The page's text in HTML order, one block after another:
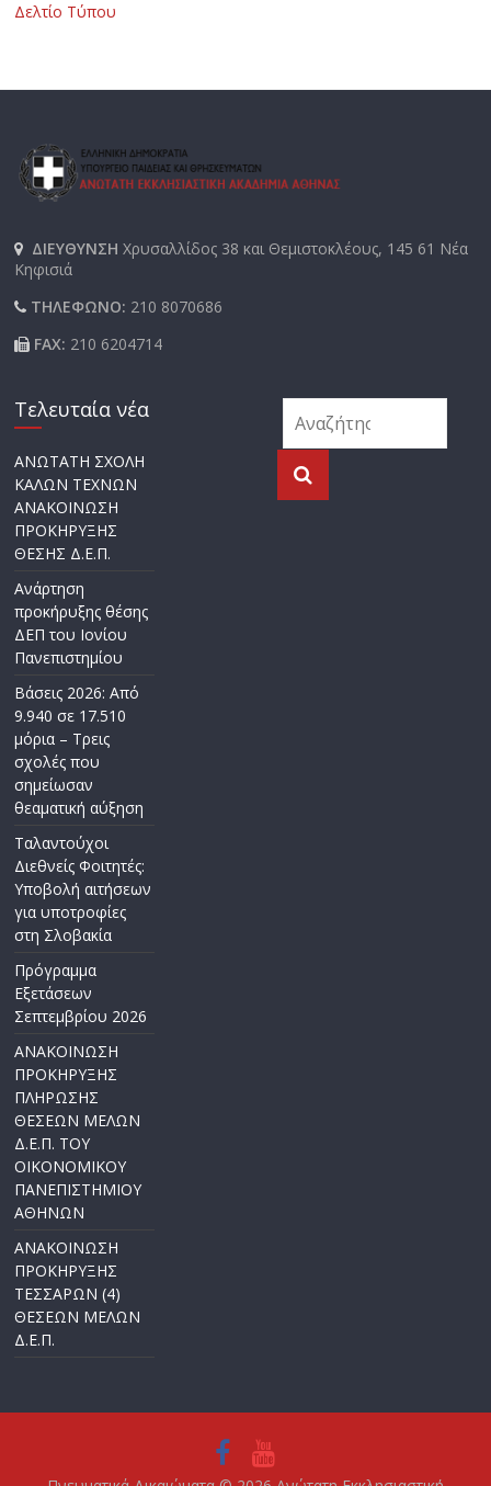
Δελτίο Τύπου
ΔΙΕΥΘΥΝΣΗΧρυσαλλίδος 38 και Θεμιστοκλέους, 145 61 Νέα
Κηφισιά
ΤΗΛΕΦΩΝΟ: 210 8070686
FAX: 210 6204714
Τελευταία νέα
ΑΝΩΤΑΤΗ ΣΧΟΛΗ
ΚΑΛΩΝ ΤΕΧΝΩΝ
ΑΝΑΚΟΙΝΩΣΗ
ΠΡΟΚΗΡΥΞΗΣ
ΘΕΣΗΣ Δ.Ε.Π.
Ανάρτηση
προκήρυξης θέσης
ΔΕΠ του Ιονίου
Πανεπιστημίου
Βάσεις 2026: Από
9.940 σε 17.510
μόρια – Τρεις
σχολές που
σημείωσαν
θεαματική αύξηση
Ταλαντούχοι
Διεθνείς Φοιτητές:
Υποβολή αιτήσεων
για υποτροφίες
στη Σλοβακία
Πρόγραμμα
Εξετάσεων
Σεπτεμβρίου 2026
ΑΝΑΚΟΙΝΩΣΗ
ΠΡΟΚΗΡΥΞΗΣ
ΠΛΗΡΩΣΗΣ
ΘΕΣΕΩΝ ΜΕΛΩΝ
Δ.Ε.Π. ΤΟΥ
ΟΙΚΟΝΟΜΙΚΟΥ
ΠΑΝΕΠΙΣΤΗΜΙΟΥ
ΑΘΗΝΩΝ
ΑΝΑΚΟΙΝΩΣΗ
ΠΡΟΚΗΡΥΞΗΣ
ΤΕΣΣΑΡΩΝ (4)
ΘΕΣΕΩΝ ΜΕΛΩΝ
Δ.Ε.Π.